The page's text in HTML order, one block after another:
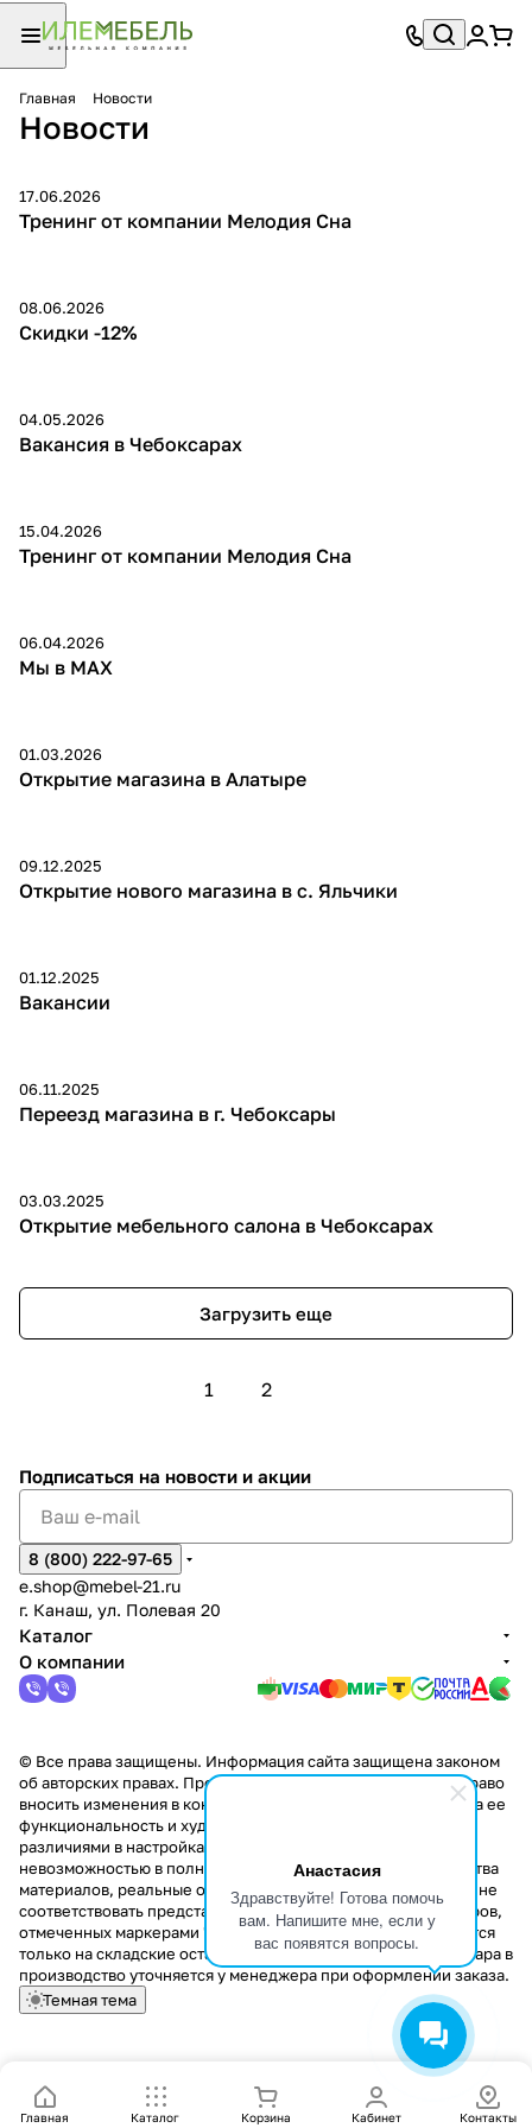
Анастасия
Здравствуйте! Готова помочь
вам. Напишите мне, если у
вас появятся вопросы.
Главная Новости
Новости
17.06.2026
Тренинг от компании Мелодия Сна
08.06.2026
Скидки -12%
04.05.2026
Вакансия в Чебоксарах
15.04.2026
Тренинг от компании Мелодия Сна
06.04.2026
Мы в МАХ
01.03.2026
Открытие магазина в Алатыре
09.12.2025
Открытие нового магазина в с. Яльчики
01.12.2025
Вакансии
06.11.2025
Переезд магазина в г. Чебоксары
03.03.2025
Открытие мебельного салона в Чебоксарах
Загрузить еще
1 2
Главная Каталог Корзина Кабинет Контакты
Подписаться на новости и акции
8 (800) 222-97-65
e.shop@mebel-21.ru
г. Канаш, ул. Полевая 20
Каталог
О компании
© Все права защищены. Информация сайта защищена законом
об авторских правах. Производители оставляют за собой право
вносить изменения в конструкцию изделий, не влияющие на ее
функциональность и художественное решение. В связи с
различиями в настройках цветопередачи мониторов и
невозможностью в полной мере передать некоторые свойства
материалов, реальные оттенки и текстуры продукции могут не
соответствовать представленным на сайте. Стоимость товаров,
отмеченных маркерами "Скидка!" и "Акция!" распространяется
только на складские остатки. Стоимость заказа данного товара в
производство уточняется у менеджера при оформлении заказа.
Темная тема